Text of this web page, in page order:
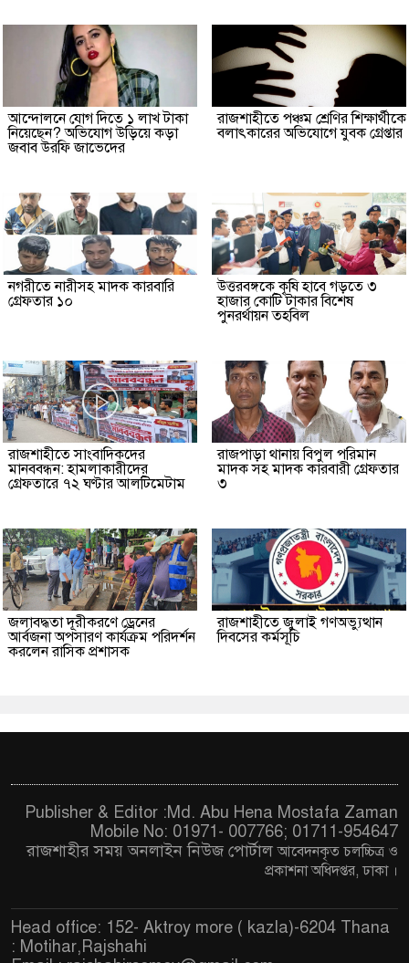
আন্দোলনে যোগ দিতে ১ লাখ টাকা
নিয়েছেন? অভিযোগ উড়িয়ে কড়া
জবাব উরফি জাভেদের
রাজশাহীতে পঞ্চম শ্রেণির শিক্ষার্থীকে
বলাৎকারের অভিযোগে যুবক গ্রেপ্তার
নগরীতে নারীসহ মাদক কারবারি
গ্রেফতার ১০
উত্তরবঙ্গকে কৃষি হাবে গড়তে ৩
হাজার কোটি টাকার বিশেষ
পুনরর্থায়ন তহবিল
রাজশাহীতে সাংবাদিকদের
মানববন্ধন: হামলাকারীদের
গ্রেফতারে ৭২ ঘণ্টার আলটিমেটাম
রাজপাড়া থানায় বিপুল পরিমান
মাদক সহ মাদক কারবারী গ্রেফতার
৩
জলাবদ্ধতা দূরীকরণে ড্রেনের
আর্বজনা অপসারণ কার্যক্রম পরিদর্শন
করলেন রাসিক প্রশাসক
রাজশাহীতে জুলাই গণঅভ্যুত্থান
দিবসের কর্মসূচি
Publisher & Editor :Md. Abu Hena Mostafa Zaman
Mobile No: 01971- 007766; 01711-954647
রাজশাহীর সময় অনলাইন নিউজ পোর্টালআবেদনকৃত চলচ্চিত্র ও
প্রকাশনা অধিদপ্তর, ঢাকা ।
Head office: 152- Aktroy more ( kazla)-6204 Thana
: Motihar,Rajshahi